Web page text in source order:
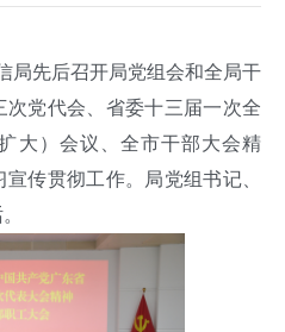
先后召开局党组会和全局干
党代会、省委十三届一次全
大）会议、全市干部大会精
传贯彻工作。局党组书记、